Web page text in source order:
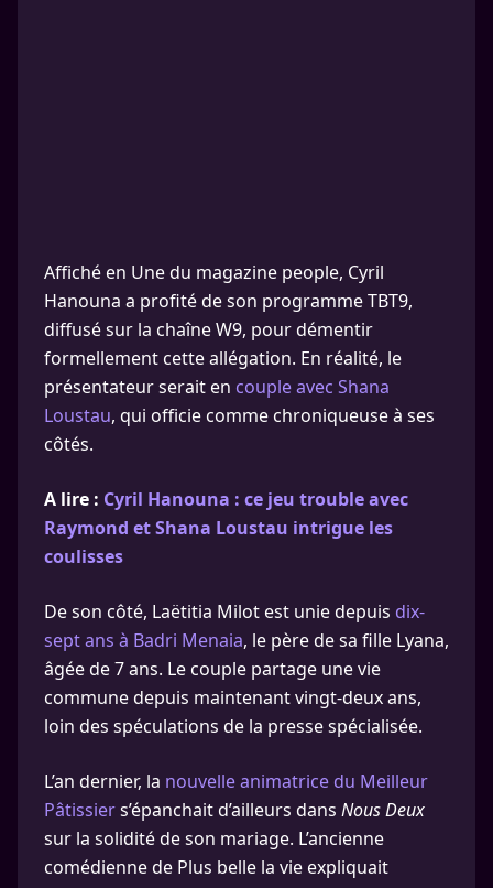
Affiché en Une du magazine people, Cyril
Hanouna a profité de son programme TBT9,
diffusé sur la chaîne W9, pour démentir
formellement cette allégation. En réalité, le
présentateur serait en couple avec Shana
Loustau, qui officie comme chroniqueuse à ses
côtés.
A lire : Cyril Hanouna : ce jeu trouble avec
Raymond et Shana Loustau intrigue les
coulisses
De son côté, Laëtitia Milot est unie depuis dix-
sept ans à Badri Menaia, le père de sa fille Lyana,
âgée de 7 ans. Le couple partage une vie
commune depuis maintenant vingt-deux ans,
loin des spéculations de la presse spécialisée.
L’an dernier, la nouvelle animatrice du Meilleur
Pâtissiers’épanchait d’ailleurs dans Nous Deux
sur la solidité de son mariage. L’ancienne
comédienne de Plus belle la vie expliquait